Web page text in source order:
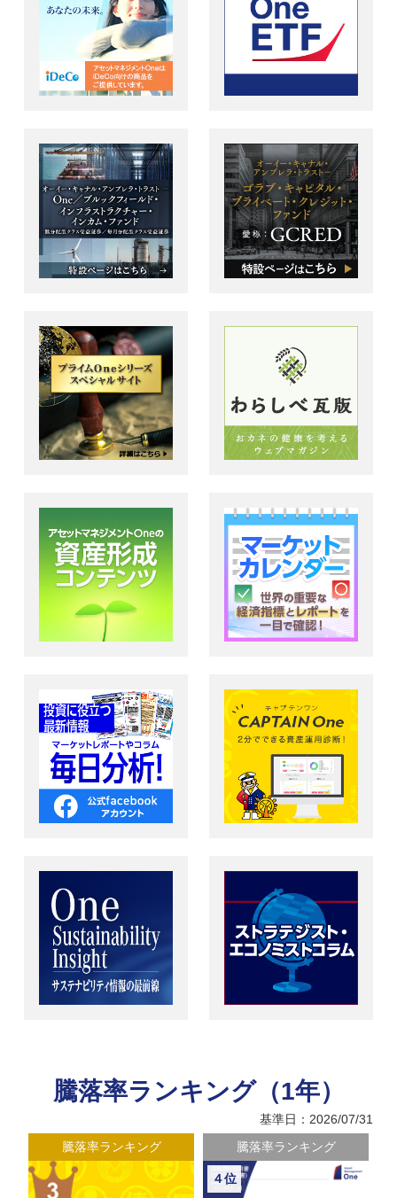
騰落率ランキング（1年）
基準日：2026/07/31
騰落率ランキング
５位
騰落率ランキング
６位